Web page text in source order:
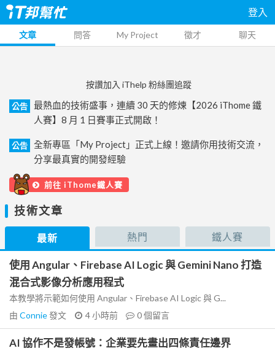
登入
文章 問答 My Project 徵才 聊天
按讚加入 iThelp 粉絲團追蹤
公告
最熱血的技術盛事，連續 30 天的修煉【2026 iThome 鐵
人賽】8 月 1 日賽事正式開啟！
公告
全新專區「My Project」正式上線！邀請你用技術交流，
分享最真實的開發經驗
前往 iThome鐵人賽
技術文章
最新 熱門 鐵人賽
使用 Angular、Firebase AI Logic 與 Gemini Nano 打造
混合式影像分析應用程式
本教學將示範如何使用 Angular、Firebase AI Logic 與 G...
由 Connie發文 4 小時前 0個留言
AI 協作不是發帳號：企業要先畫出四條責任邊界